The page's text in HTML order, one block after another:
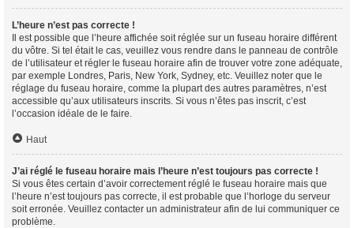
L’heure n’est pas correcte !
Il est possible que l’heure affichée soit réglée sur un fuseau horaire différent
du vôtre. Si tel était le cas, veuillez vous rendre dans le panneau de contrôle
de l’utilisateur et régler le fuseau horaire afin de trouver votre zone adéquate,
par exemple Londres, Paris, New York, Sydney, etc. Veuillez noter que le
réglage du fuseau horaire, comme la plupart des autres paramètres, n’est
accessible qu’aux utilisateurs inscrits. Si vous n’êtes pas inscrit, c’est
l’occasion idéale de le faire.
Haut
J’ai réglé le fuseau horaire mais l’heure n’est toujours pas correcte !
Si vous êtes certain d’avoir correctement réglé le fuseau horaire mais que
l’heure n’est toujours pas correcte, il est probable que l’horloge du serveur
soit erronée. Veuillez contacter un administrateur afin de lui communiquer ce
problème.